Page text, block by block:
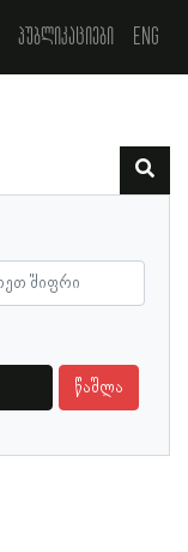
პუბლიკაციები Eng
წაშლა